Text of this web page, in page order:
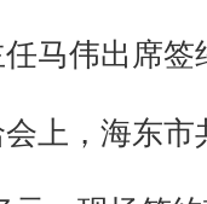
马伟出席签
，海东市